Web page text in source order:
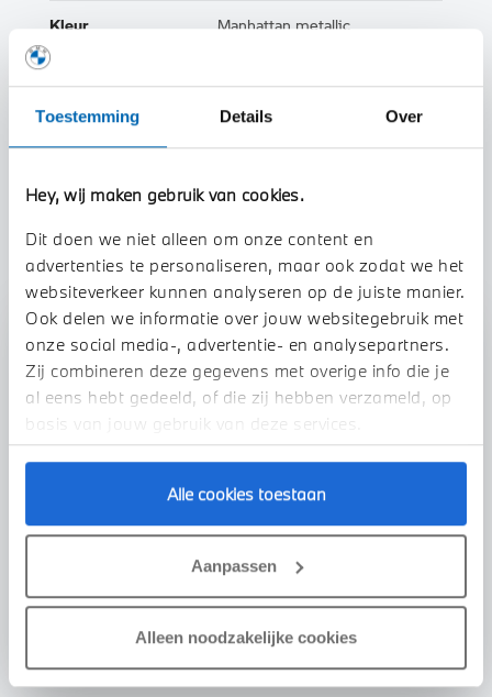
Toestemming Details Over
Hey, wij maken gebruik van cookies.
Dit doen we niet alleen om onze content en
advertenties te personaliseren, maar ook zodat we het
websiteverkeer kunnen analyseren op de juiste manier.
Ook delen we informatie over jouw websitegebruik met
onze social media-, advertentie- en analysepartners.
Zij combineren deze gegevens met overige info die je
al eens hebt gedeeld, of die zij hebben verzameld, op
basis van jouw gebruik van deze services.
Alle cookies toestaan
Aanpassen
Alleen noodzakelijke cookies
Stap 1 van 3
Uw auto inruilen?
VOORSTEL AANVRAGEN
Kleur Manhattan metallic
Btw/Marge BTW
TOON ALLE EIGENSCHAPPEN